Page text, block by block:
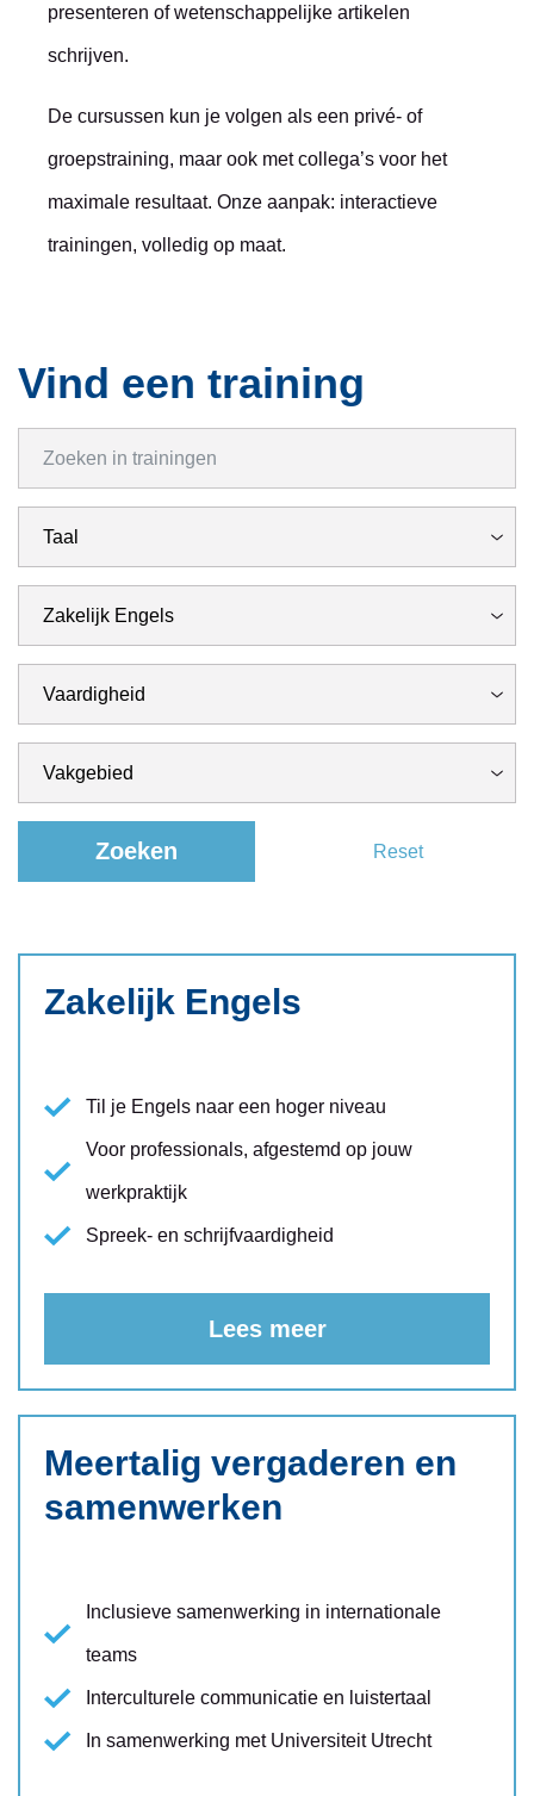
presenteren of wetenschappelijke artikelen
schrijven.
De cursussen kun je volgen als een privé- of
groepstraining, maar ook met collega’s voor het
maximale resultaat. Onze aanpak: interactieve
trainingen, volledig op maat.
Vind een training
Zoeken Reset
Zakelijk Engels
Til je Engels naar een hoger niveau
Voor professionals, afgestemd op jouw
werkpraktijk
Spreek- en schrijfvaardigheid
Lees meer
Meertalig vergaderen en
samenwerken
Inclusieve samenwerking in internationale
teams
Interculturele communicatie en luistertaal
In samenwerking met Universiteit Utrecht